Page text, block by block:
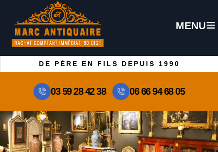
MENU
DE PÈRE EN FILS DEPUIS 1990
03 59 28 42 38 06 66 94 68 05